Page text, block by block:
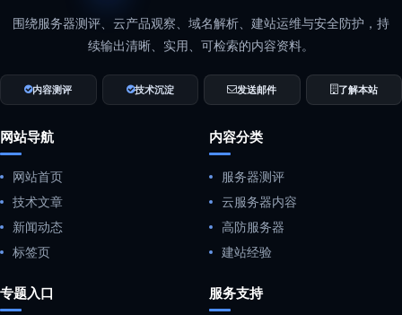
围绕服务器测评、云产品观察、域名解析、建站运维与安全防护，持
续输出清晰、实用、可检索的内容资料。
内容测评 技术沉淀 发送邮件 了解本站
网站导航
网站首页
技术文章
新闻动态
标签页
内容分类
服务器测评
云服务器内容
高防服务器
建站经验
专题入口 服务支持